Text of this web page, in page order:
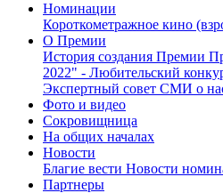
Номинации
Короткометражное кино
О Премии
История создания Премии
2022" - Любительский
Экспертный совет СМИ о
Фото и видео
Сокровищница
На общих началах
Новости
Благие вести Новости
Партнеры